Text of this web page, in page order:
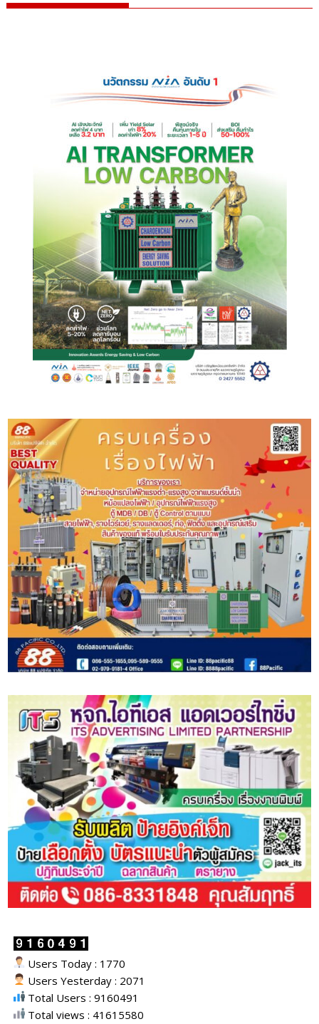
Users Today : 1770
Users Yesterday : 2071
Total Users : 9160491
Total views : 41615580